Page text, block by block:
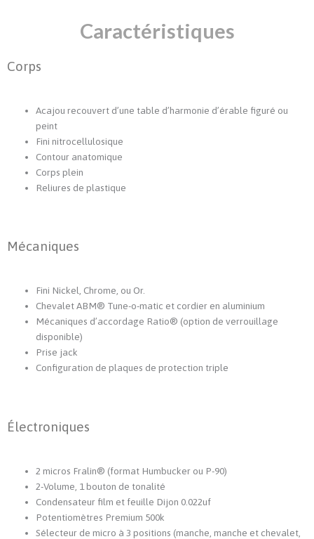
Caractéristiques
Corps
Acajou recouvert d’une table d’harmonie d’érable figuré ou
peint
Fini nitrocellulosique
Contour anatomique
Corps plein
Reliures de plastique
Mécaniques
Fini Nickel, Chrome, ou Or.
Chevalet ABM® Tune-o-matic et cordier en aluminium
Mécaniques d’accordage Ratio® (option de verrouillage
disponible)
Prise jack
Configuration de plaques de protection triple
Électroniques
2 micros Fralin® (format Humbucker ou P-90)
2-Volume, 1 bouton de tonalité
Condensateur film et feuille Dijon 0.022uf
Potentiomètres Premium 500k
Sélecteur de micro à 3 positions (manche, manche et chevalet,